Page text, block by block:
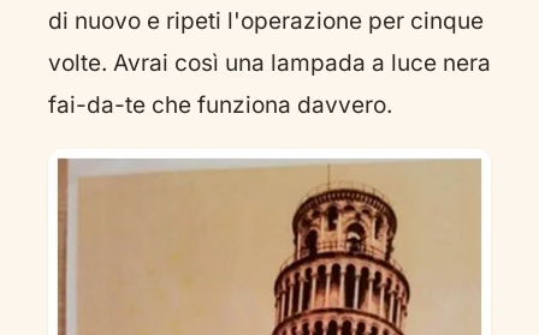
di nuovo e ripeti l'operazione per cinque
volte. Avrai così una lampada a luce nera
fai-da-te che funziona davvero.